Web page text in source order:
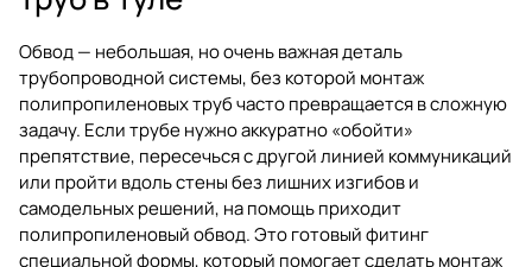
Обвод — небольшая, но очень важная деталь
трубопроводной системы, без которой монтаж
полипропиленовых труб часто превращается в сложную
задачу. Если трубе нужно аккуратно «обойти»
препятствие, пересечься с другой линией коммуникаций
или пройти вдоль стены без лишних изгибов и
самодельных решений, на помощь приходит
полипропиленовый обвод. Это готовый фитинг
специальной формы, который помогает сделать монтаж